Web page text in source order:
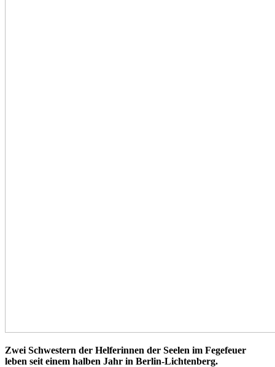
Zwei Schwestern der Helferinnen der Seelen im Fegefeuer
leben seit einem halben Jahr in Berlin-Lichtenberg.